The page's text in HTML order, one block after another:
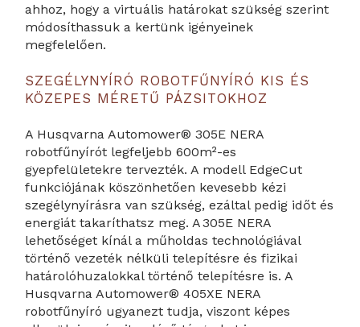
ahhoz, hogy a virtuális határokat szükség szerint
módosíthassuk a kertünk igényeinek
megfelelően.
SZEGÉLYNYÍRÓ ROBOTFŰNYÍRÓ KIS ÉS
KÖZEPES MÉRETŰ PÁZSITOKHOZ
A Husqvarna Automower® 305E NERA
robotfűnyírót legfeljebb 600m²-es
gyepfelületekre tervezték. A modell EdgeCut
funkciójának köszönhetően kevesebb kézi
szegélynyírásra van szükség, ezáltal pedig időt és
energiát takaríthatsz meg.​ A 305E NERA
lehetőséget kínál a műholdas technológiával
történő vezeték nélküli telepítésre és fizikai
határolóhuzalokkal történő telepítésre is. A
Husqvarna Automower® 405XE NERA
robotfűnyíró ugyanezt tudja, viszont képes